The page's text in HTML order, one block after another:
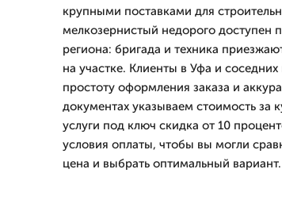
крупными поставками для
мелкозернистый недорого доступен
региона: бригада и техника
на участке. Клиенты в Уфа и
простоту оформления заказа и
документах указываем стоимость за
услуги под ключ скидка от 10
условия оплаты, чтобы вы могли
цена и выбрать оптимальный вариант.